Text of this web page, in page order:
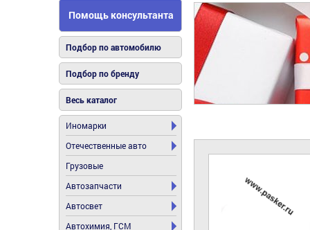
Помощь консультанта
Подбор по автомобилю
Подбор по бренду
Весь каталог
Иномарки
Отечественные авто
Грузовые
Автозапчасти
Автосвет
Автохимия, ГСМ